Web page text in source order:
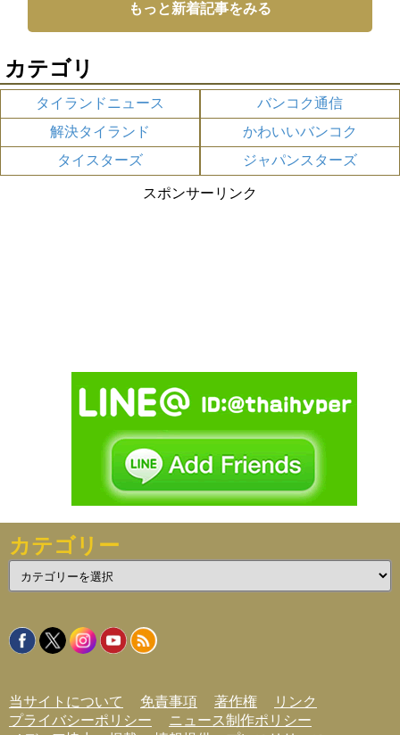
もっと新着記事をみる
カテゴリ
タイランドニュース
バンコク通信
解決タイランド
かわいいバンコク
タイスターズ
ジャパンスターズ
スポンサーリンク
カテゴリー
テ
リ
ー
当サイトについて 免責事項 著作権
リンク
プライバシーポリシー
ニュース制作ポリシー